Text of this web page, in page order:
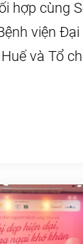
hợp cùng
viện Đại
và Tổ